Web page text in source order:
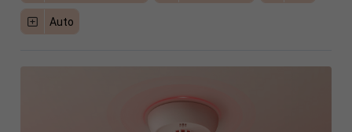
Auto